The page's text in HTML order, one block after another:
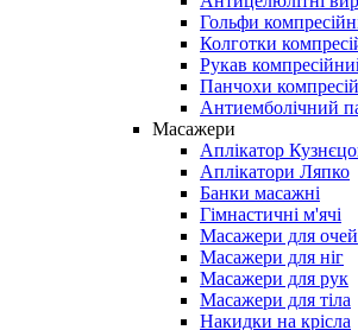
Гольфи
Колготки
Рукав
Панчохи
Антиемболічний
Масажери
Аплікатор
Аплікатори Ляпко
Банки масажні
Гімнастичні м'ячі
Масажери для очей
Масажери для ніг
Масажери для рук
Масажери для тіла
Накидки на крісла